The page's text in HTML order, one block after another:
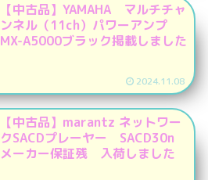
【中古品】YAMAHA マルチチャ
ンネル（11ch）パワーアンプ
MX-A5000ブラック掲載しました
2024.11.08
【中古品】marantz ネットワー
クSACDプレーヤー SACD30n
メーカー保証残 入荷しました